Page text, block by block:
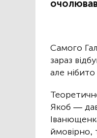
Самого
зараз
але
Якоб —
ймовірно,